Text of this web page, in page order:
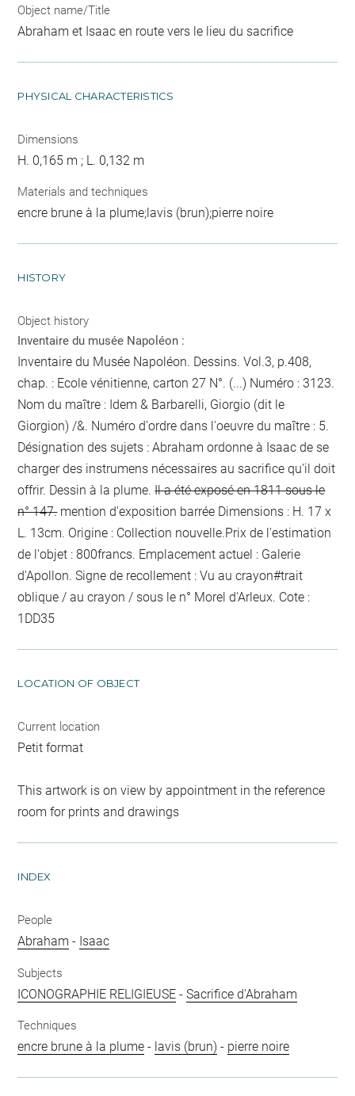
Object name/Title
Abraham et Isaac en route vers le lieu du sacrifice
PHYSICAL CHARACTERISTICS
Dimensions
H. 0,165 m ; L. 0,132 m
Materials and techniques
encre brune à la plume;lavis (brun);pierre noire
HISTORY
Object history
Inventaire du musée Napoléon :
Inventaire du Musée Napoléon. Dessins. Vol.3, p.408,
chap. : Ecole vénitienne, carton 27 N°. (...) Numéro : 3123.
Nom du maître : Idem & Barbarelli, Giorgio (dit le
Giorgion) /&. Numéro d'ordre dans l'oeuvre du maître : 5.
Désignation des sujets : Abraham ordonne à Isaac de se
charger des instrumens nécessaires au sacrifice qu'il doit
offrir. Dessin à la plume.Il a été exposé en 1811 sous le
n° 147. mention d'exposition barrée Dimensions : H. 17 x
L. 13cm. Origine : Collection nouvelle.Prix de l'estimation
de l'objet : 800francs. Emplacement actuel : Galerie
d'Apollon. Signe de recollement :Vu au crayon#trait
oblique / au crayon / sous le n° Morel d'Arleux. Cote :
1DD35
LOCATION OF OBJECT
Current location
Petit format
This artwork is on view by appointment in the reference
room for prints and drawings
INDEX
People
Abraham - Isaac
Subjects
ICONOGRAPHIE RELIGIEUSE -Sacrifice d'Abraham
Techniques
encre brune à la plume - lavis (brun) - pierre noire